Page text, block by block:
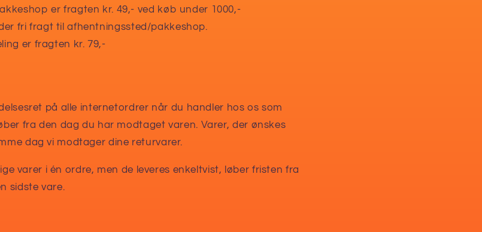
er fragten kr. 49,- ved køb under 1000,-
fri fragt til afhentningssted/pakkeshop.
er fragten kr. 79,-
på alle internetordrer når du handler hos os som
fra den dag du har modtaget varen. Varer, der ønskes
dag vi modtager dine returvarer.
varer i én ordre, men de leveres enkeltvist, løber fristen fra
sidste vare.